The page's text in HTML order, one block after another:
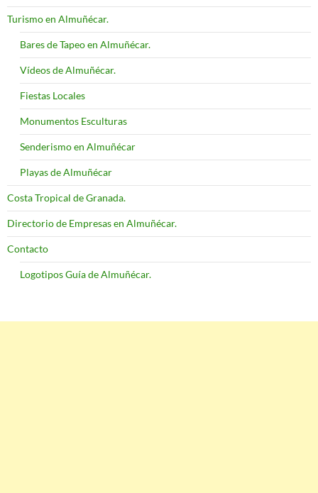
Turismo en Almuñécar.
Bares de Tapeo en Almuñécar.
Vídeos de Almuñécar.
Fiestas Locales
Monumentos Esculturas
Senderismo en Almuñécar
Playas de Almuñécar
Costa Tropical de Granada.
Directorio de Empresas en Almuñécar.
Contacto
Logotipos Guía de Almuñécar.